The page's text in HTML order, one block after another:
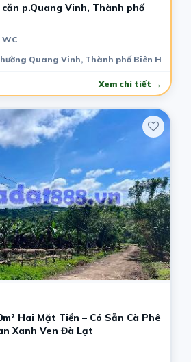
p.Quang Vinh, Thành phố
WC
Quang Vinh, Thành phố Biên Hòa,
Xem chi tiết →
Hai Mặt Tiền – Có Sẵn Cà Phê
Xanh Ven Đà Lạt